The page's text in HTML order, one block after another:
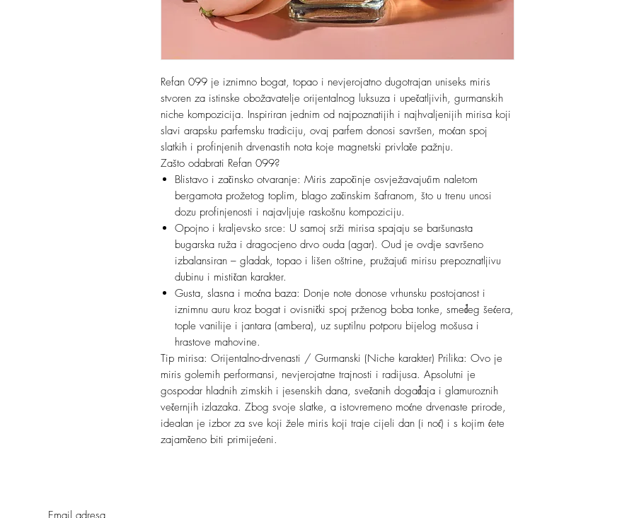
Refan 099 je iznimno bogat, topao i nevjerojatno dugotrajan uniseks miris
stvoren za istinske obožavatelje orijentalnog luksuza i upečatljivih, gurmanskih
niche kompozicija. Inspiriran jednim od najpoznatijih i najhvaljenijih mirisa koji
slavi arapsku parfemsku tradiciju, ovaj parfem donosi savršen, moćan spoj
slatkih i profinjenih drvenastih nota koje magnetski privlače pažnju.
Zašto odabrati Refan 099?
Blistavo i začinsko otvaranje: Miris započinje osvježavajućim naletom
bergamota prožetog toplim, blago začinskim šafranom, što u trenu unosi
dozu profinjenosti i najavljuje raskošnu kompoziciju.
Opojno i kraljevsko srce: U samoj srži mirisa spajaju se baršunasta
bugarska ruža i dragocjeno drvo ouda (agar). Oud je ovdje savršeno
izbalansiran – gladak, topao i lišen oštrine, pružajući mirisu prepoznatljivu
dubinu i mističan karakter.
Gusta, slasna i moćna baza: Donje note donose vrhunsku postojanost i
iznimnu auru kroz bogat i ovisnički spoj prženog boba tonke, smeđeg šećera,
tople vanilije i jantara (ambera), uz suptilnu potporu bijelog mošusa i
hrastove mahovine.
Tip mirisa: Orijentalno-drvenasti / Gurmanski (Niche karakter) Prilika: Ovo je
miris golemih performansi, nevjerojatne trajnosti i radijusa. Apsolutni je
gospodar hladnih zimskih i jesenskih dana, svečanih događaja i glamuroznih
večernjih izlazaka. Zbog svoje slatke, a istovremeno moćne drvenaste prirode,
idealan je izbor za sve koji žele miris koji traje cijeli dan (i noć) i s kojim ćete
zajamčeno biti primijećeni.